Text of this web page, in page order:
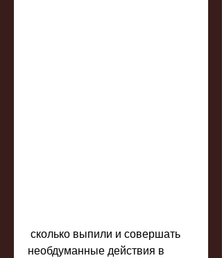
необдуманные действия в